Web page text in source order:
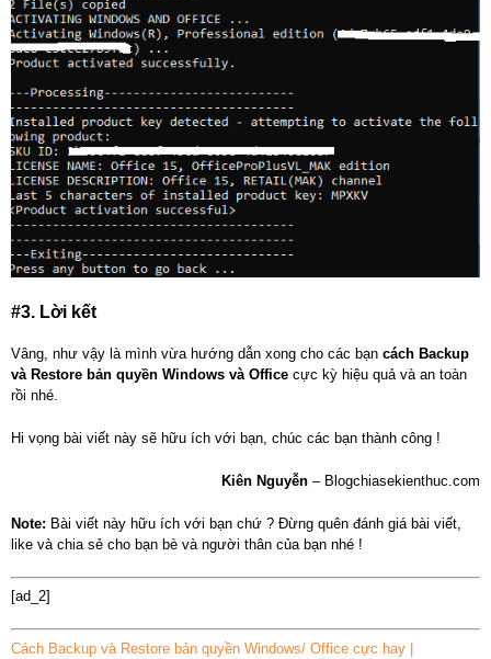
#3. Lời kết
Vâng, như vậy là mình vừa hướng dẫn xong cho các bạn cách Backup
và Restore bản quyền Windows và Office cực kỳ hiệu quả và an toàn
rồi nhé.
Hi vọng bài viết này sẽ hữu ích với bạn, chúc các bạn thành công !
Kiên Nguyễn – Blogchiasekienthuc.com
Note: Bài viết này hữu ích với bạn chứ ? Đừng quên đánh giá bài viết,
like và chia sẻ cho bạn bè và người thân của bạn nhé !
[ad_2]
Cách Backup và Restore bản quyền Windows/ Office cực hay |